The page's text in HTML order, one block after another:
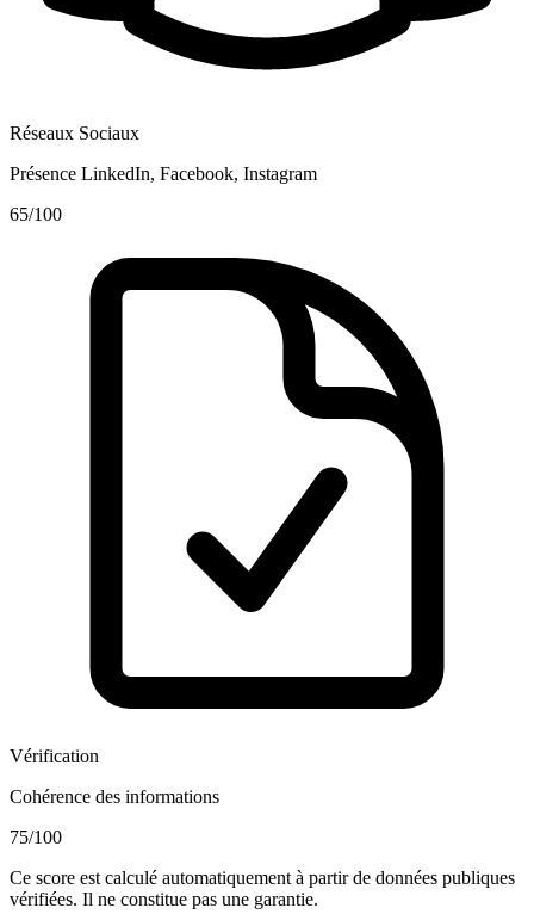
Réseaux Sociaux
Présence LinkedIn, Facebook, Instagram
65/100
Vérification
Cohérence des informations
75/100
Ce score est calculé automatiquement à partir de données publiques
vérifiées. Il ne constitue pas une garantie.